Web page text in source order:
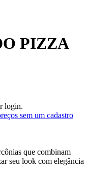
PIZZA
login.
sem um cadastro
que combinam
seu look com elegância